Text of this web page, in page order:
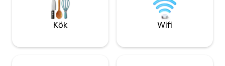
en 55" 4K-HD-TV tillsammans med en
Sony soundbar. Njut av den avskilda
bakgården HOT TUB, OPEN YEAR
sommaren. Loftet är ljust och luftigt
med golvvärme,
med fönster med
ladda batterierna!
Kök Wifi